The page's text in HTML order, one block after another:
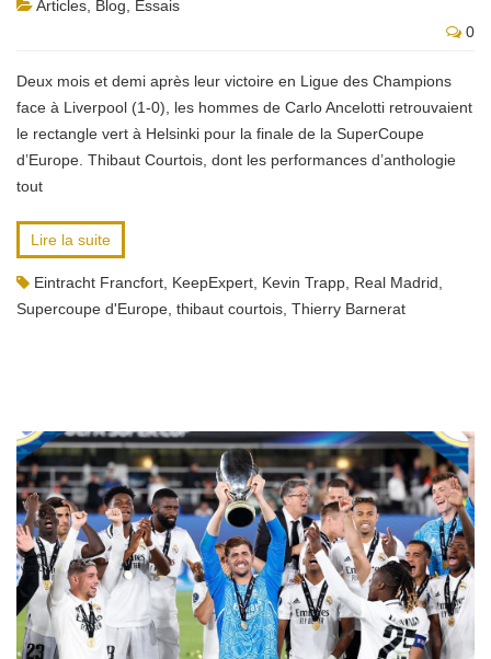
Articles Blog
Essais
0
Deux mois et demi après leur victoire en Ligue des Champions
face à Liverpool (1-0), les hommes de Carlo Ancelotti retrouvaient
le rectangle vert à Helsinki pour la finale de la SuperCoupe
d’Europe. Thibaut Courtois, dont les performances d’anthologie
tout
Lire la suite
Eintracht Francfort KeepExpert Kevin Trapp Real Madrid
Supercoupe d'Europe thibaut courtois Thierry Barnerat